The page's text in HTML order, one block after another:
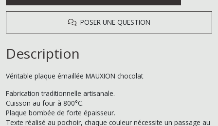
POSER UNE QUESTION
Description
Véritable plaque émaillée MAUXION chocolat
Fabrication traditionnelle artisanale.
Cuisson au four à 800°C.
Plaque bombée de forte épaisseur.
Texte réalisé au pochoir, chaque couleur nécessite un passage au